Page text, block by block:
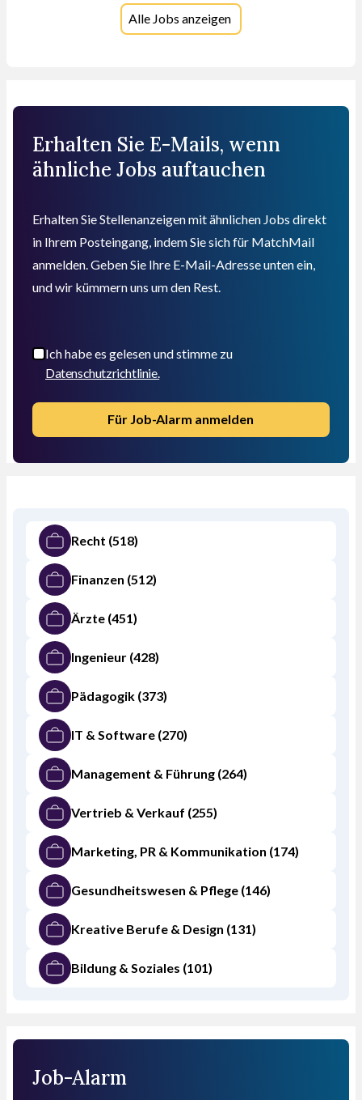
Alle Jobs anzeigen
Erhalten Sie E-Mails, wenn
ähnliche Jobs auftauchen
Erhalten Sie Stellenanzeigen mit ähnlichen Jobs direkt
in Ihrem Posteingang, indem Sie sich für MatchMail
anmelden. Geben Sie Ihre E-Mail-Adresse unten ein,
und wir kümmern uns um den Rest.
Ich habe es gelesen und stimme zu
Datenschutzrichtlinie.
Für Job-Alarm anmelden
Recht (518)
Finanzen (512)
Ärzte (451)
Ingenieur (428)
Pädagogik (373)
IT & Software (270)
Management & Führung (264)
Vertrieb & Verkauf (255)
Marketing, PR & Kommunikation (174)
Gesundheitswesen & Pflege (146)
Kreative Berufe & Design (131)
Bildung & Soziales (101)
Job-Alarm